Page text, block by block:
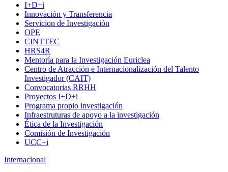
I+D+i
Innovación y Transferencia
Servicion de Investigación
OPE
CINTTEC
HRS4R
Mentoría para la Investigación Euriclea
Centro de Atracción e Internacionalización del Talento
Investigador (CAIT)
Convocatorias RRHH
Proyectos I+D+i
Programa propio investigación
Infraestruturas de apoyo a la investigación
Ética de la Investigación
Comisión de Investigación
UCC+i
Internacional